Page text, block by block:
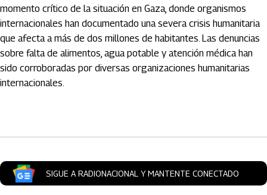
momento crítico de la situación en Gaza, donde organismos
internacionales han documentado una severa crisis humanitaria
que afecta a más de dos millones de habitantes. Las denuncias
sobre falta de alimentos, agua potable y atención médica han
sido corroboradas por diversas organizaciones humanitarias
internacionales.
SIGUE A RADIONACIONAL Y MANTENTE CONECTADO